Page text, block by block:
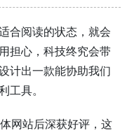
合阅读的状态，就会
担心，科技终究会带
计出一款能协助我们
工具。
网站后深获好评，这